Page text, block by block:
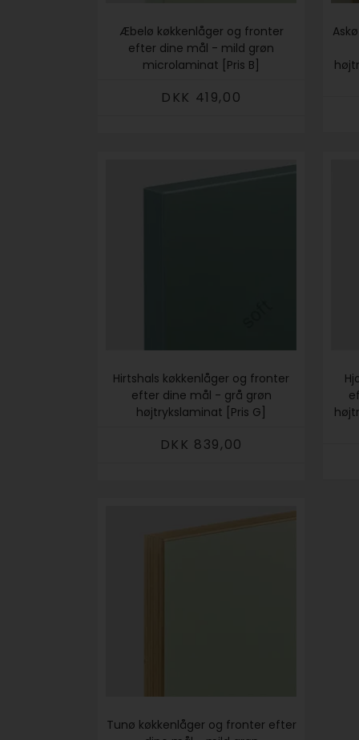
Æbelø køkkenlåger og fronter
efter dine mål - mild grøn
microlaminat [Pris B]
DKK 419,00
Hirtshals køkkenlåger og fronter
efter dine mål - grå grøn
højtrykslaminat [Pris G]
DKK 839,00
Tunø køkkenlåger og fronter efter